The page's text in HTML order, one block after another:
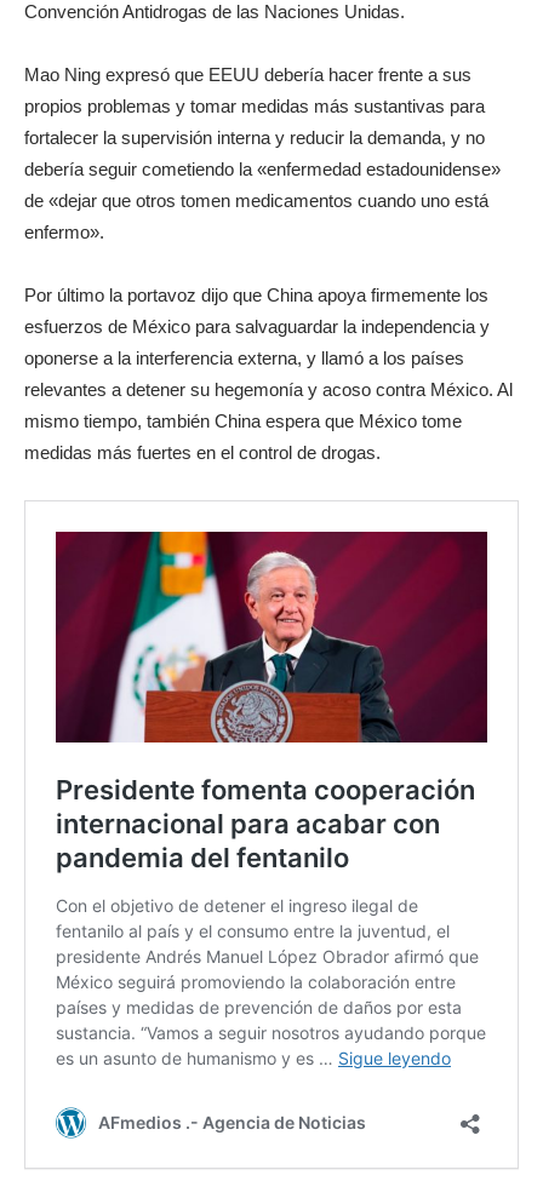
Convención Antidrogas de las Naciones Unidas.
Mao Ning expresó que EEUU debería hacer frente a sus
propios problemas y tomar medidas más sustantivas para
fortalecer la supervisión interna y reducir la demanda, y no
debería seguir cometiendo la «enfermedad estadounidense»
de «dejar que otros tomen medicamentos cuando uno está
enfermo».
Por último la portavoz dijo que China apoya firmemente los
esfuerzos de México para salvaguardar la independencia y
oponerse a la interferencia externa, y llamó a los países
relevantes a detener su hegemonía y acoso contra México. Al
mismo tiempo, también China espera que México tome
medidas más fuertes en el control de drogas.